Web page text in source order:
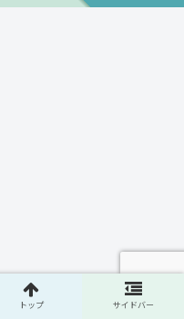
トップ サイドバー